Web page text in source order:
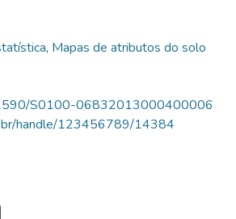
, Mapas de atributos do solo
S0100-06832013000400006
handle/123456789/14384